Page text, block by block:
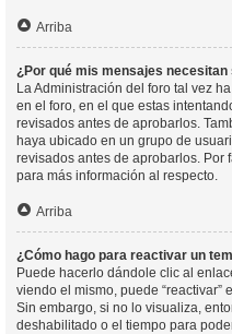
Arriba
¿Por qué mis mensajes
La Administración del foro tal vez
en el foro, en el que estas
revisados antes de aprobarlos.
haya ubicado en un grupo de
revisados antes de aprobarlos. Por
para más información al respecto.
Arriba
¿Cómo hago para reactivar un
Puede hacerlo dándole clic al
viendo el mismo, puede
Sin embargo, si no lo visualiza,
deshabilitado o el tiempo para